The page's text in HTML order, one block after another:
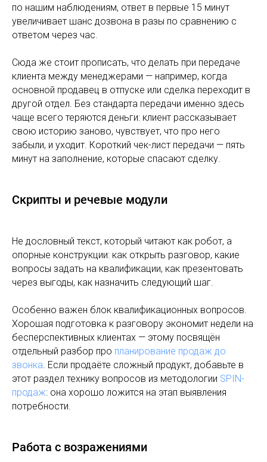
по нашим наблюдениям, ответ в первые 15 минут
увеличивает шанс дозвона в разы по сравнению с
ответом через час.
Сюда же стоит прописать, что делать при передаче
клиента между менеджерами — например, когда
основной продавец в отпуске или сделка переходит в
другой отдел. Без стандарта передачи именно здесь
чаще всего теряются деньги: клиент рассказывает
свою историю заново, чувствует, что про него
забыли, и уходит. Короткий чек-лист передачи — пять
минут на заполнение, которые спасают сделку.
Скрипты и речевые модули
Не дословный текст, который читают как робот, а
опорные конструкции: как открыть разговор, какие
вопросы задать на квалификации, как презентовать
через выгоды, как назначить следующий шаг.
Особенно важен блок квалификационных вопросов.
Хорошая подготовка к разговору экономит недели на
бесперспективных клиентах — этому посвящён
отдельный разбор про планирование продаж до
звонка. Если продаёте сложный продукт, добавьте в
этот раздел технику вопросов из методологии SPIN-
продаж: она хорошо ложится на этап выявления
потребности.
Работа с возражениями